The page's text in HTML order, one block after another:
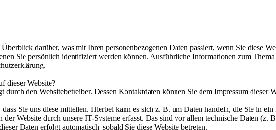
darüber, was mit Ihren personenbezogenen Daten passiert, wenn Sie diese
Sie persönlich identifiziert werden können. Ausführliche Informationen zum
dieser Website?
den Websitebetreiber. Dessen Kontaktdaten können Sie dem Impressum dieser
Sie uns diese mitteilen. Hierbei kann es sich z. B. um Daten handeln, die Sie in
Website durch unsere IT-Systeme erfasst. Das sind vor allem technische Daten (z.
Daten erfolgt automatisch, sobald Sie diese Website betreten.